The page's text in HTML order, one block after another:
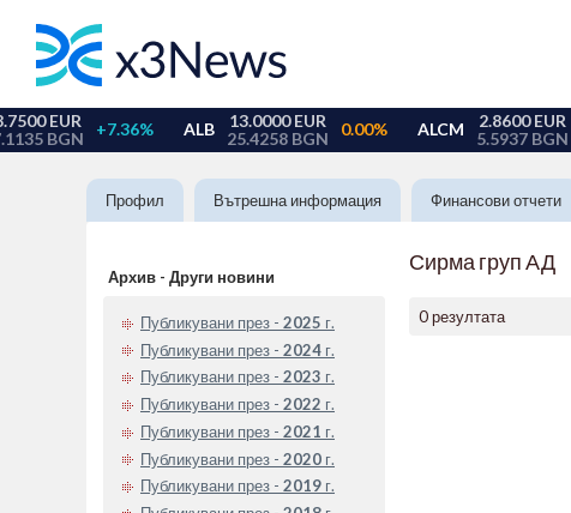
Профил Вътрешна информация Финансови отчети
Архив - Други новини
Публикувани през - 2025 г.
Публикувани през - 2024 г.
Публикувани през - 2023 г.
Публикувани през - 2022 г.
Публикувани през - 2021 г.
Публикувани през - 2020 г.
Публикувани през - 2019 г.
Сирма груп АД
0 резултата